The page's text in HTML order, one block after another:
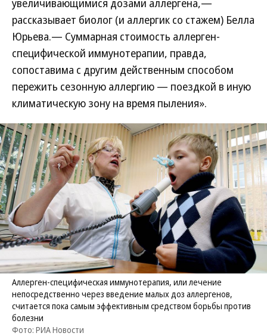
увеличивающимися дозами аллергена,—
рассказывает биолог (и аллергик со стажем) Белла
Юрьева.— Суммарная стоимость аллерген-
специфической иммунотерапии, правда,
сопоставима с другим действенным способом
пережить сезонную аллергию — поездкой в иную
климатическую зону на время пыления».
Аллерген-специфическая иммунотерапия, или лечение
непосредственно через введение малых доз аллергенов,
считается пока самым эффективным средством борьбы против
болезни
Фото: РИА Новости